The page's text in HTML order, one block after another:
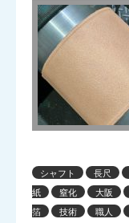
シャフト 長尺
紙
窒化 大阪
箔
技術 職人